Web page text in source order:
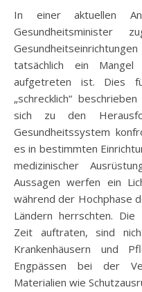
In einer aktuellen Anhörung hat der ehemalige
Gesundheitsminister
tatsächlich ein Mangel
aufgetreten ist. Dies
„schrecklich“
sich zu den
Gesundheitssystem
es in bestimmten
medizinischer
Aussagen werfen ein
während der Hochphase
Ländern herrschten.
Zeit auftraten, sind
Krankenhäusern und
Engpässen bei der
Materialien wie